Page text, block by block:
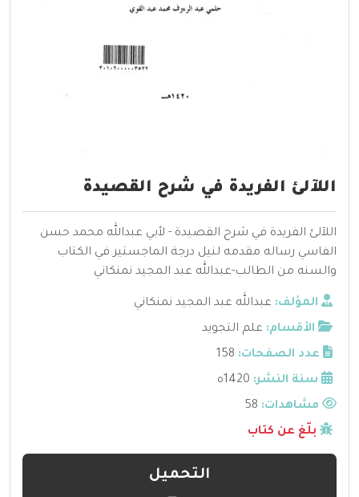
اللآلئ الفريدة في شرح القصيدة
اللآلئ الفريدة في شرح القصيدة - لأبي عبدالله محمد حسن
الفاسي رساله مقدمه لنيل درجة الماجستير في الكتاب
والسنه من الطالب-عبدالله عبد المجيد نمنكاني
المؤلف: عبدالله عبد المجيد نمنكاني
الأقسام: علم التجويد
عدد الصفحات: 158
سنة النشر: 1420ه
مشاهدات:
بلّغ عن كتاب
التحميل